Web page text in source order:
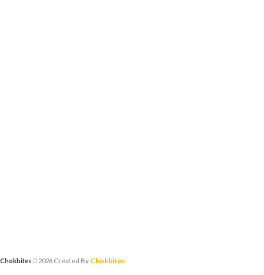
Chokbites 2026 Created By Chokbites